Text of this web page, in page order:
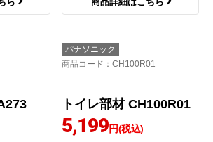
TOTO
トイレ部材 HP82S
3,500円(税込)
商品詳細はこちら